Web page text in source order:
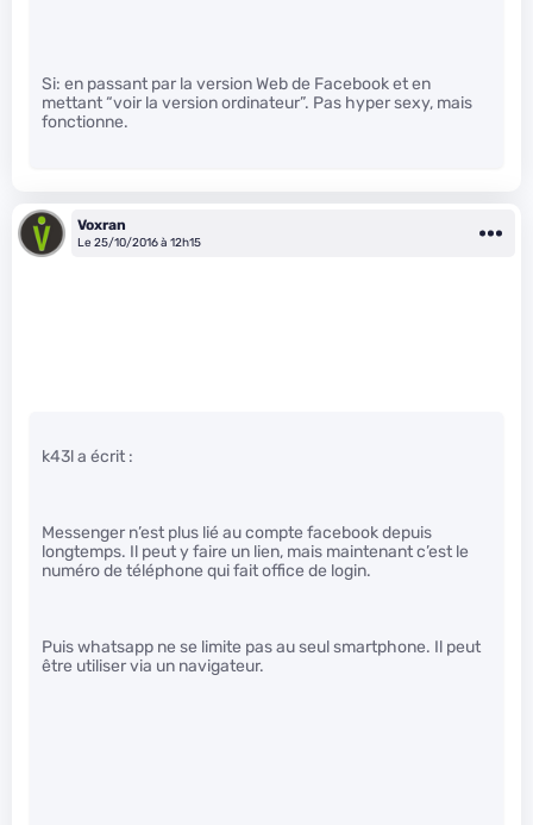
Si: en passant par la version Web de Facebook et en
mettant “voir la version ordinateur”. Pas hyper sexy, mais
fonctionne.
Voxran
Le 25/10/2016 à 12h15
k43l a écrit :
Messenger n’est plus lié au compte facebook depuis
longtemps. Il peut y faire un lien, mais maintenant c’est le
numéro de téléphone qui fait office de login.
Puis whatsapp ne se limite pas au seul smartphone. Il peut
être utiliser via un navigateur.